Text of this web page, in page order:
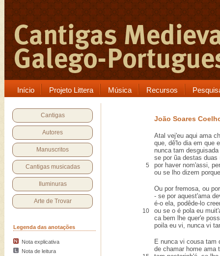
Início Projeto Littera Música Recursos
Cantigas
Autores
Manuscritos
Cantigas musicadas
Iluminuras
Arte de Trovar
Legenda das anotações
Nota explicativa
Nota de leitura
João Soares
Atal vej'eu aqui ama
que, dê'lo dia em que
nunca tam
se por ũa destas duas
5
por haver nom'assi,
ou se lho dizem
Ou por fremosa, ou
- se por aquest'ama
é-o ela, podêde-lo
10
ou se o é pola eu
ca bem lhe quer'e
poila eu vi, nunca vi
E nunca vi cousa tam
de chamar home ama